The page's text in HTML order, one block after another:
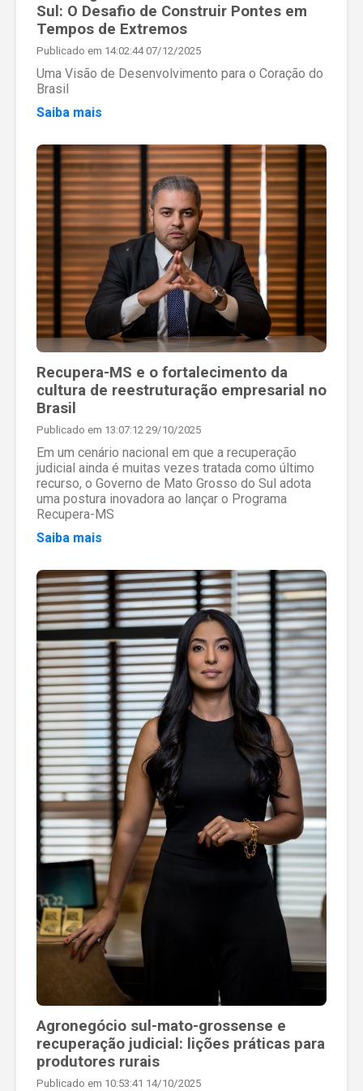
Sul: O Desafio de Construir Pontes em
Tempos de Extremos
Publicado em 14:02:44 07/12/2025
Uma Visão de Desenvolvimento para o Coração do
Brasil
Saiba mais
Recupera-MS e o fortalecimento da
cultura de reestruturação empresarial no
Brasil
Publicado em 13:07:12 29/10/2025
Em um cenário nacional em que a recuperação
judicial ainda é muitas vezes tratada como último
recurso, o Governo de Mato Grosso do Sul adota
uma postura inovadora ao lançar o Programa
Recupera-MS
Saiba mais
Agronegócio sul-mato-grossense e
recuperação judicial: lições práticas para
produtores rurais
Publicado em 10:53:41 14/10/2025